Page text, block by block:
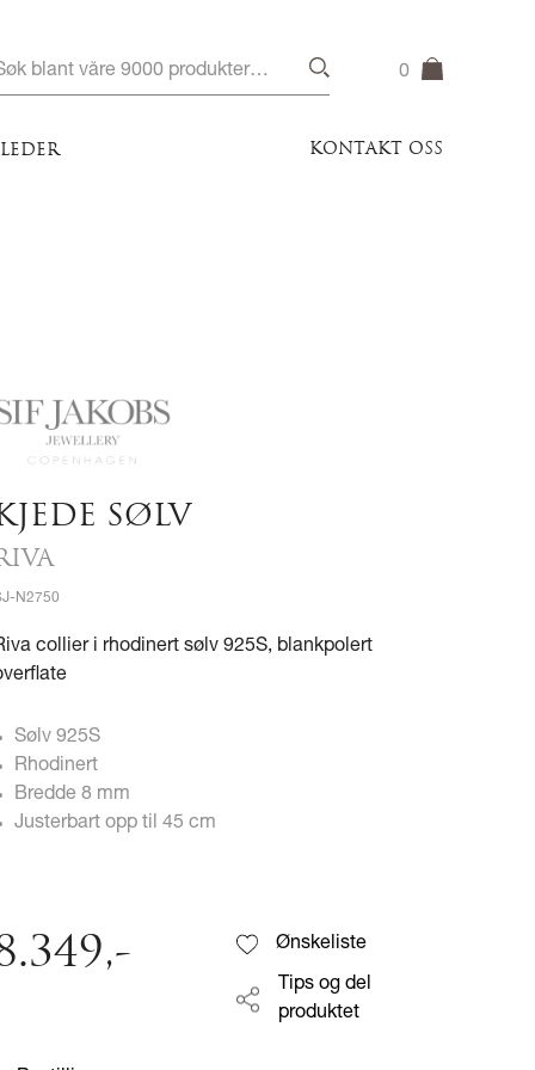
0
KONTAKT OSS
SØLV
N2750
collier i rhodinert sølv 925S, blankpolert
Sølv 925S
Rhodinert
Bredde 8 mm
Justerbart opp til 45 cm
,- Ønskeliste
Tips og del
produktet